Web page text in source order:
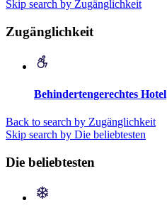
Skip search by Zugänglichkeit
Zugänglichkeit
Behindertengerechtes Hotel
Back to search by Zugänglichkeit
Skip search by Die beliebtesten
Die beliebtesten